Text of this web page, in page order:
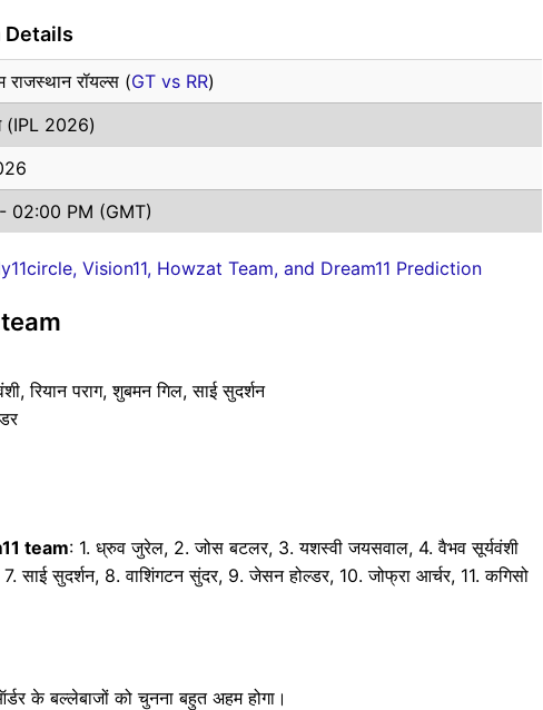
Details
राजस्थान रॉयल्स (GT vs RR)
(IPL 2026)
02:00 PM (GMT)
Vision11, Howzat Team, and Dream11 Prediction
रियान पराग, शुबमन गिल, साई सुदर्शन
team: 1. ध्रुव जुरेल, 2. जोस बटलर, 3. यशस्वी जयसवाल, 4. वैभव सूर्यवंशी
साई सुदर्शन, 8. वाशिंगटन सुंदर, 9. जेसन होल्डर, 10. जोफ्रा आर्चर, 11. कगिसो
के बल्लेबाजों को चुनना बहुत अहम होगा।